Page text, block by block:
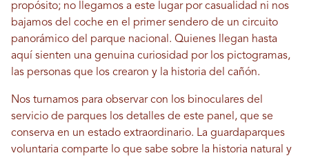
propósito; no llegamos a este lugar por casualidad ni nos
bajamos del coche en el primer sendero de un circuito
panorámico del parque nacional. Quienes llegan hasta
aquí sienten una genuina curiosidad por los pictogramas,
las personas que los crearon y la historia del cañón.
Nos turnamos para observar con los binoculares del
servicio de parques los detalles de este panel, que se
conserva en un estado extraordinario. La guardaparques
voluntaria comparte lo que sabe sobre la historia natural y